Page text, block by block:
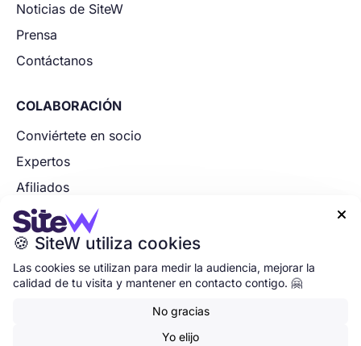
Noticias de SiteW
Prensa
Contáctanos
COLABORACIÓN
Conviértete en socio
Expertos
Afiliados
Socios tecnológicos
Aplica ahora
Términos y condiciones•
© 2007-2026 | SiteW, Empresa francesa innovadora

🍪 SiteW utiliza cookies
Las cookies se utilizan para medir la audiencia, mejorar la
calidad de tu visita y mantener en contacto contigo. 🤗
No gracias
Yo elijo